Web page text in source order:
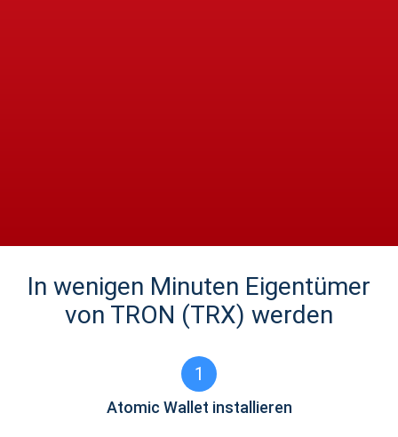
In wenigen Minuten Eigentümer
von TRON (TRX) werden
1
Atomic Wallet installieren